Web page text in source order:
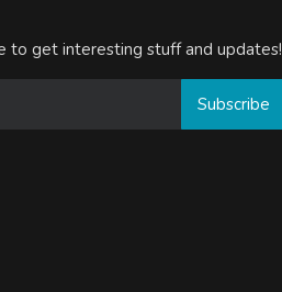
to get interesting stuff and updates!
Subscribe